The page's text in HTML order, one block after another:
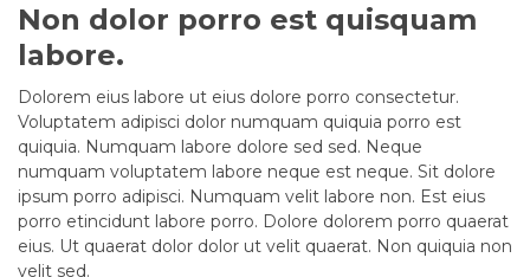
Non dolor porro est quisquam
labore.
Dolorem eius labore ut eius dolore porro consectetur.
Voluptatem adipisci dolor numquam quiquia porro est
quiquia. Numquam labore dolore sed sed. Neque
numquam voluptatem labore neque est neque. Sit dolore
ipsum porro adipisci. Numquam velit labore non. Est eius
porro etincidunt labore porro. Dolore dolorem porro quaerat
eius. Ut quaerat dolor dolor ut velit quaerat. Non quiquia non
velit sed.